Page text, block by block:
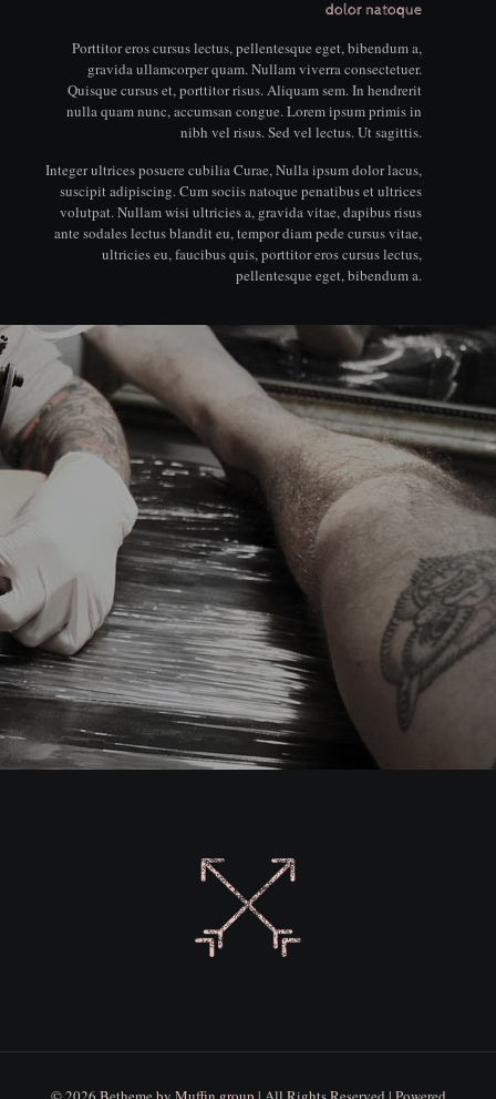
dolor natoque
Porttitor eros cursus lectus, pellentesque eget, bibendum a,
gravida ullamcorper quam. Nullam viverra consectetuer.
Quisque cursus et, porttitor risus. Aliquam sem. In hendrerit
nulla quam nunc, accumsan congue. Lorem ipsum primis in
nibh vel risus. Sed vel lectus. Ut sagittis.
Integer ultrices posuere cubilia Curae, Nulla ipsum dolor lacus,
suscipit adipiscing. Cum sociis natoque penatibus et ultrices
volutpat. Nullam wisi ultricies a, gravida vitae, dapibus risus
ante sodales lectus blandit eu, tempor diam pede cursus vitae,
ultricies eu, faucibus quis, porttitor eros cursus lectus,
pellentesque eget, bibendum a.